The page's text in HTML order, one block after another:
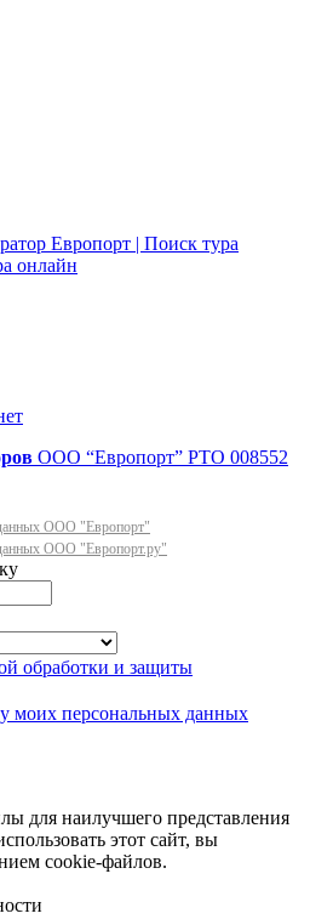
ООО “Европорт” РТО 008552
ООО "Европорт"
ООО "Европорт.ру"
обработки и защиты
моих персональных данных
для наилучшего представления
этот сайт, вы
cookie-файлов.